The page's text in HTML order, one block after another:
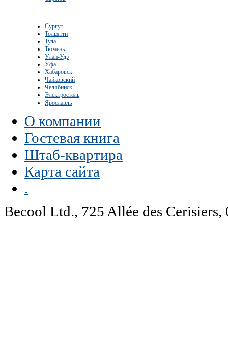
Сургут
Тольятти
Тула
Тюмень
Улан-Удэ
Уфа
Хабаровск
Чайковский
Челябинск
Электросталь
Ярославль
О компании
Гостевая книга
Штаб-квартира
Карта сайта
.
Becool Ltd., 725 Allée des